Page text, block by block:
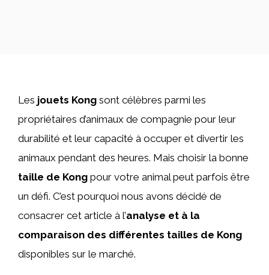
Les jouets Kong sont célèbres parmi les
propriétaires d’animaux de compagnie pour leur
durabilité et leur capacité à occuper et divertir les
animaux pendant des heures. Mais choisir la bonne
taille de Kong pour votre animal peut parfois être
un défi. C’est pourquoi nous avons décidé de
consacrer cet article à l’analyse et à la
comparaison des différentes tailles de Kong
disponibles sur le marché.